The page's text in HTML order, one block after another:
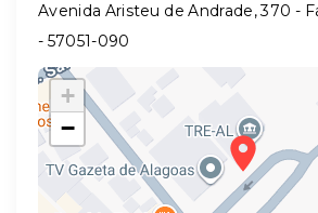
Avenida Aristeu de Andrade, 370 -
- 57051-090
+
−